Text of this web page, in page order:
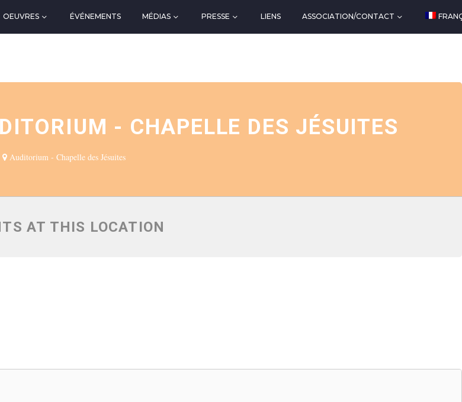
OEUVRES ÉVÉNEMENTS MÉDIAS PRESSE LIENS ASSOCIATION/CONTACT
- CHAPELLE DES JÉSUITES
Auditorium - Chapelle des Jésuites
AT THIS LOCATION